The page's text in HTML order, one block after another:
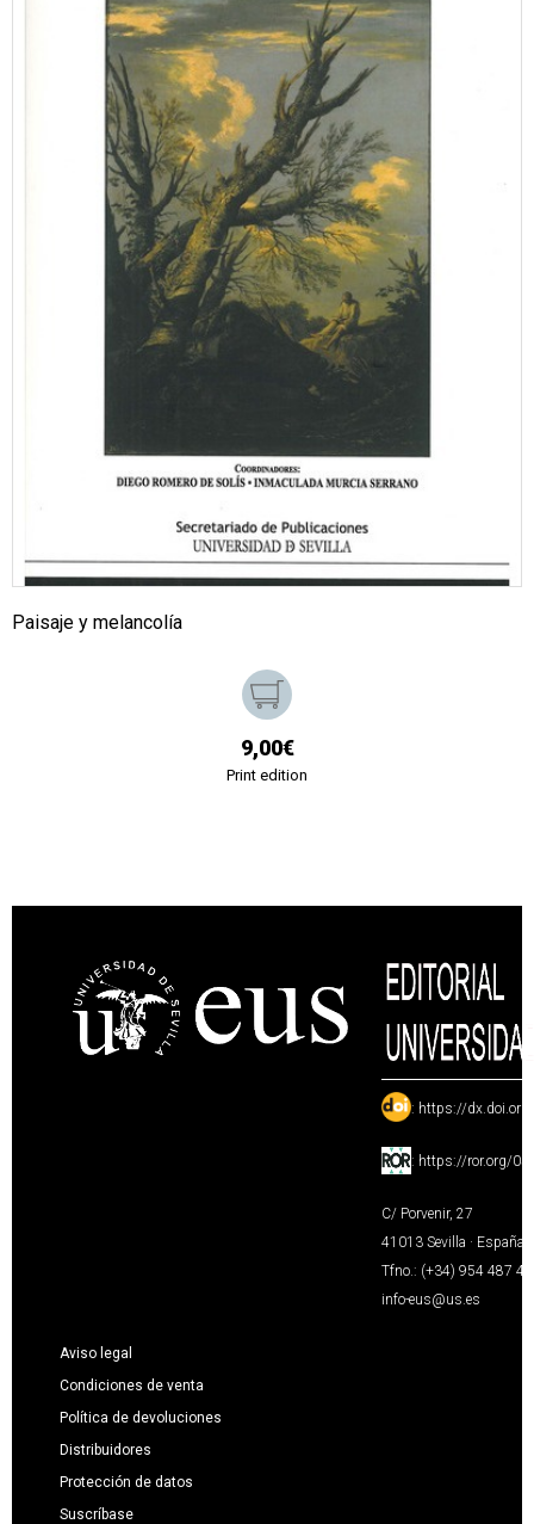
Paisaje y melancolía
9,00€
Print edition
: https://
: https://ror.org/
C/ Porvenir, 27
41013 Sevilla · España
Tfno.: (+34) 954 487
info-eus@us.es
Aviso legal
Condiciones de venta
Política de devoluciones
Distribuidores
Protección de datos
Suscríbase